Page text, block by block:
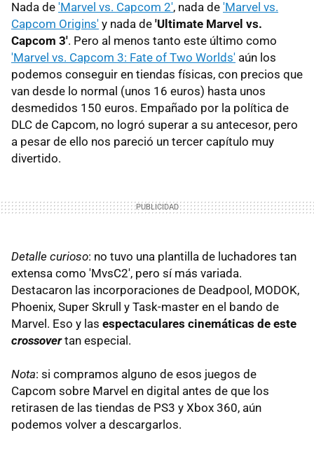
Nada de 'Marvel vs. Capcom 2', nada de 'Marvel vs.
Capcom Origins' y nada de 'Ultimate Marvel vs.
Capcom 3'. Pero al menos tanto este último como
'Marvel vs. Capcom 3: Fate of Two Worlds' aún los
podemos conseguir en tiendas físicas, con precios que
van desde lo normal (unos 16 euros) hasta unos
desmedidos 150 euros. Empañado por la política de
DLC de Capcom, no logró superar a su antecesor, pero
a pesar de ello nos pareció un tercer capítulo muy
divertido.
Detalle curioso: no tuvo una plantilla de luchadores tan
extensa como 'MvsC2', pero sí más variada.
Destacaron las incorporaciones de Deadpool, MODOK,
Phoenix, Super Skrull y Task-master en el bando de
Marvel. Eso y las espectaculares cinemáticas de este
crossovertan especial.
Nota: si compramos alguno de esos juegos de
Capcom sobre Marvel en digital antes de que los
retirasen de las tiendas de PS3 y Xbox 360, aún
podemos volver a descargarlos.